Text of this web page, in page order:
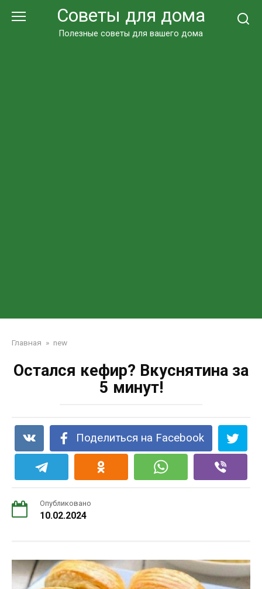
Советы для дома
Полезные советы для вашего дома
Главная » new
Остался кефир? Вкуснятина за
5 минут!
Поделиться на Facebook
Опубликовано
10.02.2024